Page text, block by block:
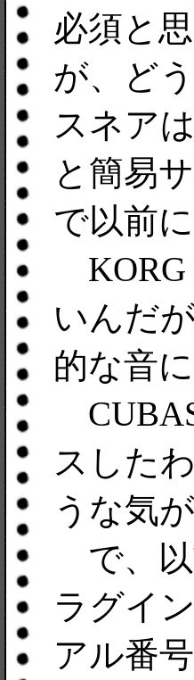
必須と
が、ど
スネア
と簡易
で以前
KORG
いんだ
的な音に
スした
うな気
で、以
ラグイ
アル番